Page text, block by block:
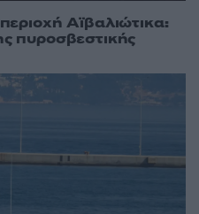
Αϊβαλιώτικα:
πυροσβεστικής